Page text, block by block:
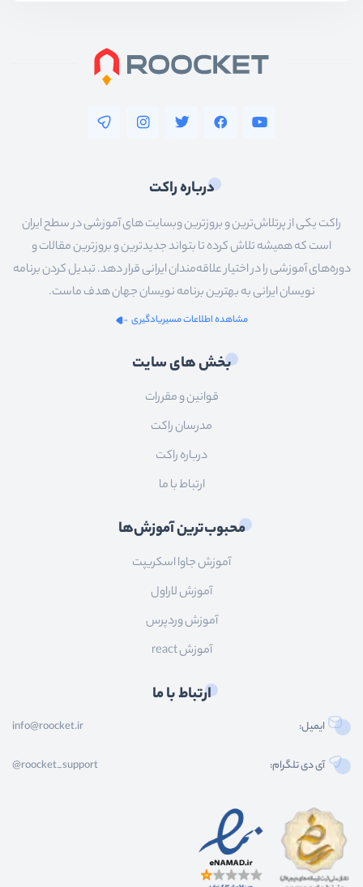
درباره راکت
راکت یکی از پرتلاش‌ترین و بروزترین وبسایت های آموزشی در سطح ایران
است که همیشه تلاش کرده تا بتواند جدیدترین و بروزترین مقالات و
دوره‌های آموزشی را در اختیار علاقه‌مندان ایرانی قرار دهد. تبدیل کردن برنامه
نویسان ایرانی به بهترین برنامه نویسان جهان هدف ماست.
مشاهده اطلاعات مسیریادگیری
بخش های سایت
قوانین و مقررات
مدرسان راکت
درباره راکت
ارتباط با ما
محبوب‌ترین آموزش‌ها
آموزش جاوا اسکریپت
آموزش لاراول
آموزش وردپرس
آموزش react
ارتباط با ما
ایمیل: info@roocket.ir
آی دی تلگرام: @roocket_support